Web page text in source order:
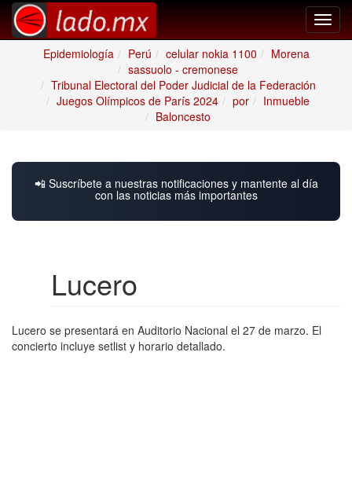
Epidemiología
Perú celular nokia 1100
Morena
sassuolo - cremonese
Tribunal Electoral del Poder Judicial de la Federación
Juegos Olímpicos de París 2024
por
Inmueble
Baloncesto
📲 Suscríbete a nuestras notificaciones y mantente al día
con las noticias más importantes
Lucero
Lucero se presentará en Auditorio Nacional el 27 de marzo. El
concierto incluye setlist y horario detallado.